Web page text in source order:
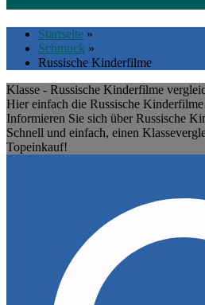
Startseite »
Schmuck »
Russische Kinderfilme
Klasse - Russische Kinderfilme
Hier einfach die Russische
Informieren Sie sich über Russische
Schnell und einfach, einen
Topeinkauf!